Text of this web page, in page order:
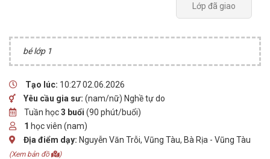
Lớp đã giao
bé lớp 1
Tạo lúc: 10:27 02.06.2026
Yêu cầu gia sư: (nam/nữ) Nghề tự do
Tuần học3 buổi (90 phút/buổi)
1 học viên (nam)
Địa điểm dạy: Nguyễn Văn Trỗi, Vũng Tàu, Bà Rịa - Vũng Tàu
(Xem bản đồ )